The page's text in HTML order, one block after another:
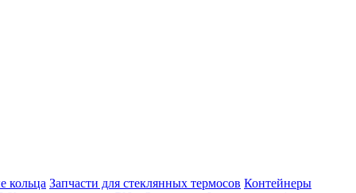
кольца Запчасти для стеклянных термосов Контейнеры